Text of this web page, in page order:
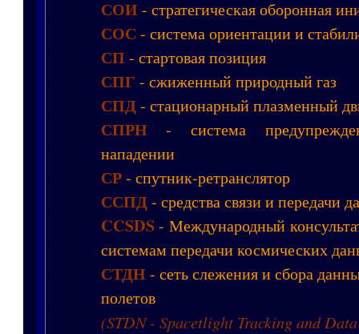
СОИ- стратегическая оборонная
СОС - система ориентации и
СП - стартовая позиция
СПГ - сжиженный природный газ
СПД- стационарный плазменный
СПРН- система
нападении
СР- спутник-ретранслятор
ССПД- средства связи и передачи
CCSDS- Международный
системам передачи космических
СТДН- сеть слежения и сбора
полетов
(STDN - Spacetlight Tracking and